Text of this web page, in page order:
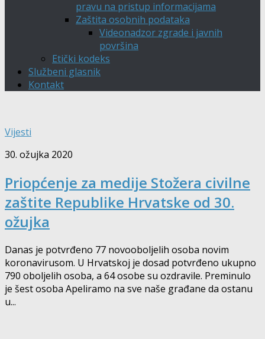
pravu na pristup informacijama
Zaštita osobnih podataka
Videonadzor zgrade i javnih
površina
Etički kodeks
Službeni glasnik
Kontakt
Vijesti
30. ožujka 2020
Priopćenje za medije Stožera civilne
zaštite Republike Hrvatske od 30.
ožujka
Danas je potvrđeno 77 novooboljelih osoba novim
koronavirusom. U Hrvatskoj je dosad potvrđeno ukupno
790 oboljelih osoba, a 64 osobe su ozdravile. Preminulo
je šest osoba Apeliramo na sve naše građane da ostanu
u...